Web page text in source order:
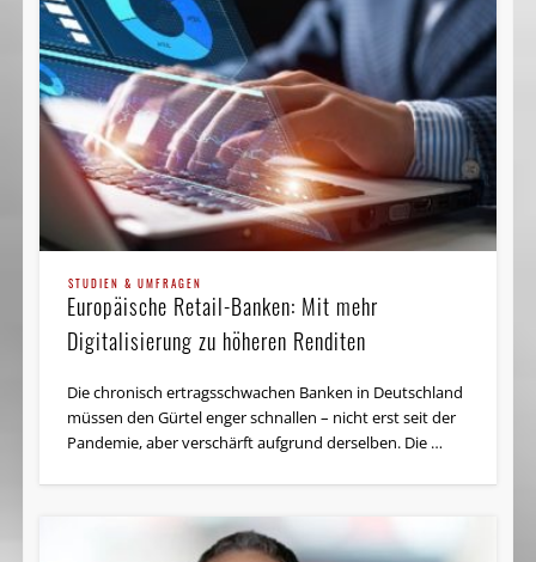
STUDIEN & UMFRAGEN
Europäische Retail-Banken: Mit mehr
Digitalisierung zu höheren Renditen
Die chronisch ertragsschwachen Banken in Deutschland
müssen den Gürtel enger schnallen – nicht erst seit der
Pandemie, aber verschärft aufgrund derselben. Die …